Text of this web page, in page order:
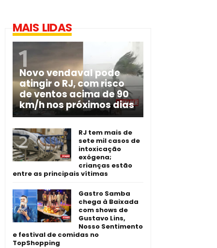
MAIS LIDAS
Novo vendaval pode
atingir o RJ, com risco
de ventos acima de 90
km/h nos próximos dias
RJ tem mais de
sete mil casos de
intoxicação
exógena;
crianças estão
entre as principais vítimas
Gastro Samba
chega à Baixada
com shows de
Gustavo Lins,
Nosso Sentimento
e festival de comidas no
TopShopping